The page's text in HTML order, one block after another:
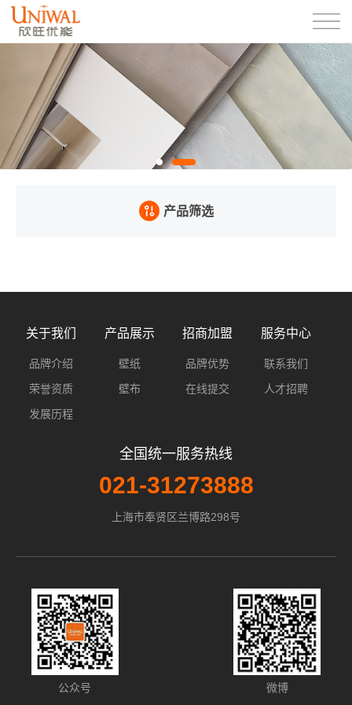
产品筛选
关于我们
品牌介绍
荣誉资质
发展历程
产品展示
壁纸
壁布
招商加盟
品牌优势
在线提交
服务中心
联系我们
人才招聘
全国统一服务热线
021-31273888
上海市奉贤区兰博路298号
公众号 微博